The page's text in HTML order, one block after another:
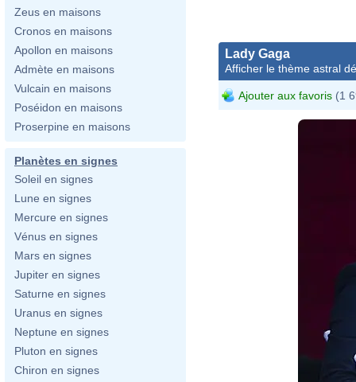
Zeus en maisons
Cronos en maisons
Apollon en maisons
Admète en maisons
Vulcain en maisons
Poséidon en maisons
Proserpine en maisons
Planètes en signes
Soleil en signes
Lune en signes
Mercure en signes
Vénus en signes
Mars en signes
Jupiter en signes
Saturne en signes
Uranus en signes
Neptune en signes
Pluton en signes
Chiron en signes
Lady Gaga
Afficher le thème astral
Ajouter aux favoris (1